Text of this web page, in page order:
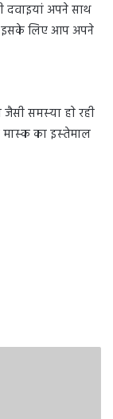
दवाइयां अपने साथ
इसके ल‍िए आप अपने
समस्‍या हाे रही
मास्‍क का इस्‍तेमाल